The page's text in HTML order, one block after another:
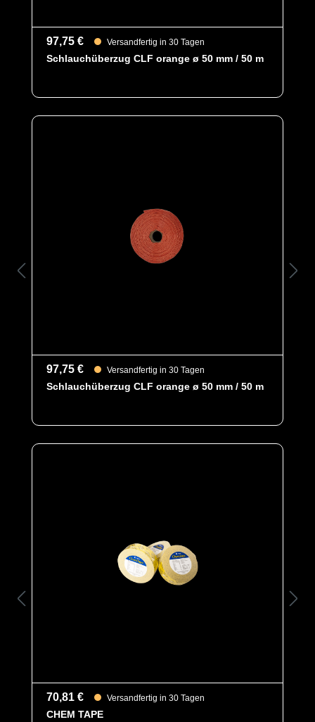
97,75 € Versandfertig in 30 Tagen
Schlauchüberzug CLF orange ø 50 mm / 50 m
97,75 € Versandfertig in 30 Tagen
Schlauchüberzug CLF orange ø 50 mm / 50 m
70,81 € Versandfertig in 30 Tagen
CHEM TAPE